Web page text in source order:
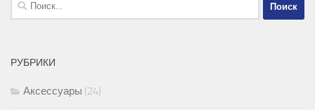
РУБРИКИ
Аксессуары (24)